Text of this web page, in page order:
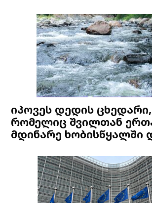
იპოვეს დედის ცხედარი,
რომელიც შვილთან
მდინარე ხობისწყალში